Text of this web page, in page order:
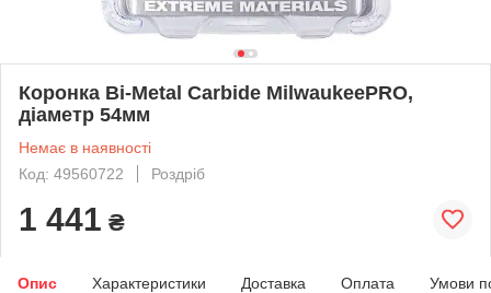
Коронка Bi-Metal Carbide MilwaukeePRO,
діаметр 54мм
Немає в наявності
Код: 49560722
Роздріб
1 441 ₴
Опис Характеристики Доставка Оплата Умови